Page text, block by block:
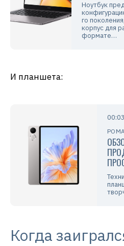
Ноутбук
го
корпус для
формате…
И планшета:
Когда